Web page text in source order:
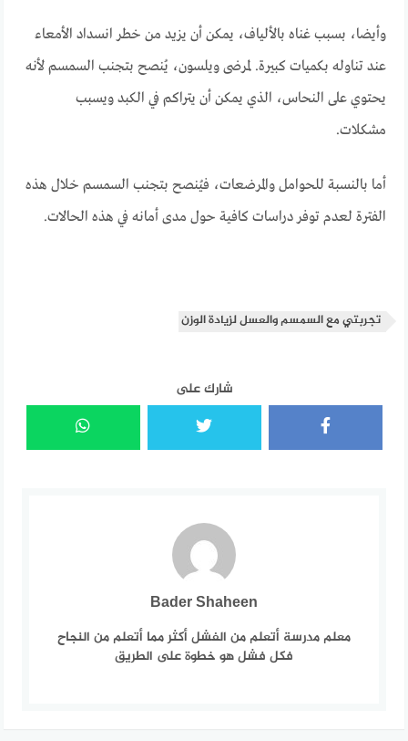
وأيضا، بسبب غناه بالألياف، يمكن أن يزيد من خطر انسداد الأمعاء
عند تناوله بكميات كبيرة. لمرضى ويلسون، يُنصح بتجنب السمسم لأنه
يحتوي على النحاس، الذي يمكن أن يتراكم في الكبد ويسبب
مشكلات.
أما بالنسبة للحوامل والمرضعات، فيُنصح بتجنب السمسم خلال هذه
الفترة لعدم توفر دراسات كافية حول مدى أمانه في هذه الحالات.
تجربتي مع السمسم والعسل لزيادة الوزن
شارك على
Bader Shaheen
معلم مدرسة أتعلم من الفشل أكثر مما أتعلم من النجاح
فكل فشل هو خطوة على الطريق